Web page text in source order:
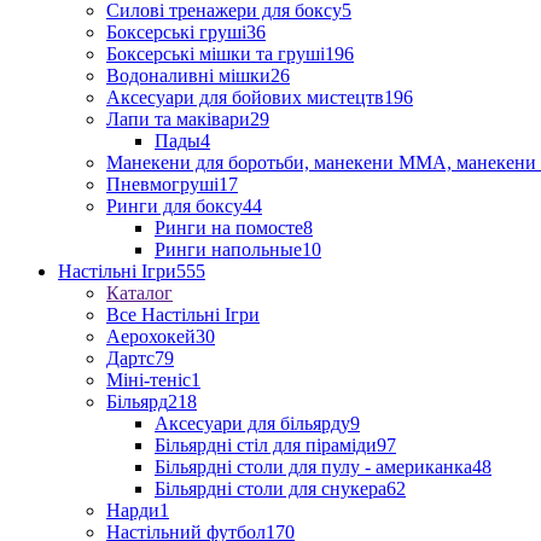
Силові тренажери для боксу5
Боксерські груші36
Боксерські мішки та груші196
Водоналивні мішки26
Аксесуари для бойових мистецтв196
Лапи та маківари29
Пады4
Манекени для боротьби, манекени ММА, манекени
Пневмогруші17
Ринги для боксу44
Ринги на помосте8
Ринги напольные10
Настільні Ігри555
Каталог
Все Настільні Ігри
Аерохокей30
Дартс79
Міні-теніс1
Більярд218
Аксесуари для більярду9
Більярдні стіл для піраміди97
Більярдні столи для пулу - американка48
Більярдні столи для снукера62
Нарди1
Настільний футбол170